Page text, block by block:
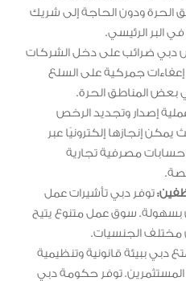
في المناطق الحرة ودون الحاجة إلى شريك
البر الرئيسي.
دبي ضرائب على دخل الشركات
جمركية على السلع
بعض المناطق الحرة.
إصدار وتجديد الرخص
يمكن إنجازها إلكترونيًا عبر
حسابات مصرفية تجارية
توفر دبي تأشيرات عمل
بسهولة. سوق عمل متنوع يتيح
مختلف الجنسيات.
دبي ببيئة قانونية وتنظيمية
توفر حكومة دبي